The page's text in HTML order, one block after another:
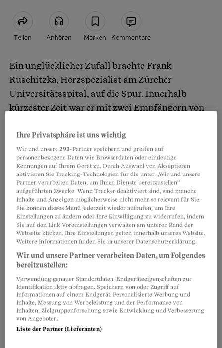
Teilen Anhören Merken Kommentare
Artikel teilen
Ein unglücklicher Zufall brachte Frank
Ruschitzka, Herzspezialist am Zürcher
Universitätsspital, auf die Spur. Innerhalb
kürzester Zeit war er mit zwei Empfängern von
starke Abstossreaktionen zeigte: Die
Konzentration des Ciclosporin, das die
Immunabwehr unterdrückt, war dramatisch
gesunken, es bestand Lebensgefahr. Im
Gespräch mit den Patienten stellte sich heraus,
dass beide ein Johanniskrautpräparat gegen
ihre depressiven Verstimmungen eingenommen
hatten. Erst als sie dieses Naturheilmittel (in der
Fachsprache Phytopharmaka) absetzten,
normalisierte sich der Ciclosporin-Pegel wieder.
Partnerinhalte
Ihre Privatsphäre ist uns wichtig
Wir und unsere293-Partner speichern und greifen auf
personenbezogene Daten wie Browserdaten oder eindeutige
Kennungen auf Ihrem Gerät zu. Durch Auswahl von Akzeptieren
aktivieren Sie Tracking-Technologien für die unter „Wir und unsere
Partner verarbeiten Daten, um Ihnen Dienste bereitzustellen“
aufgeführten Zwecke. Wenn Tracker deaktiviert sind, sind manche
Inhalte und Anzeigen möglicherweise nicht mehr so relevant für Sie.
Sie können dieses Menü jederzeit wieder aufrufen, um Ihre
Einstellungen zu ändern oder Ihre Einwilligung zu widerrufen, indem
Sie auf den Link Voreinstellungen verwalten am unteren Rand der
Webseite klicken. Ihre Einstellungen gelten innerhalb unseres Website.
Weitere Informationen finden Sie in unserer Datenschutzerklärung.
Wir und unsere Partner verarbeiten Daten, um Folgendes
bereitzustellen:
Verwendung genauer Standortdaten. Endgeräteeigenschaften zur
Identifikation aktiv abfragen. Speichern von oder Zugriff auf
Informationen auf einem Endgerät. Personalisierte Werbung und
Inhalte, Messung von Werbeleistung und der Performance von
Inhalten, Zielgruppenforschung sowie Entwicklung und Verbesserung
von Angeboten.
Liste der Partner (Lieferanten)